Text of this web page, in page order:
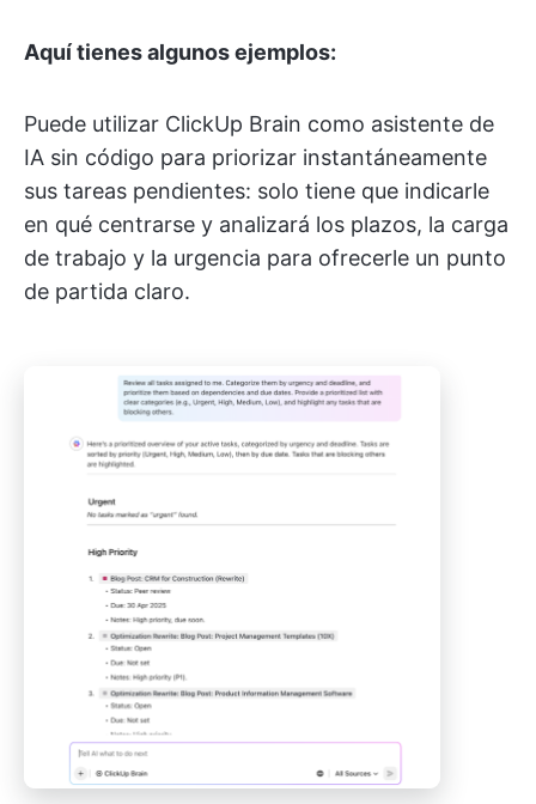
Aquí tienes algunos ejemplos:
Puede utilizar ClickUp Brain como asistente de
IA sin código para priorizar instantáneamente
sus tareas pendientes: solo tiene que indicarle
en qué centrarse y analizará los plazos, la carga
de trabajo y la urgencia para ofrecerle un punto
de partida claro.